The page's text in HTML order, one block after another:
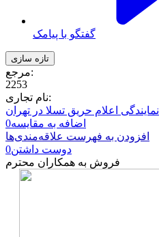
گفتگو با پیامک
مرجع:
2253
نام تجاری:
نمایندگی اعلام حریق تسلا در تهران
اضافه به مقایسه0
افزودن به فهرست علاقه‌مندی‌ها
دوست داشتن0
فروش به همکاران محترم